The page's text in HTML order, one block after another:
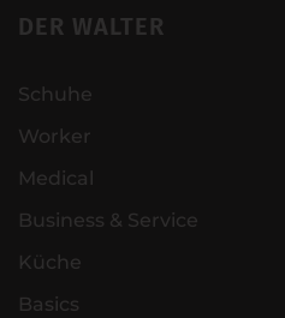
DER WALTER
Schuhe
Worker
Medical
Business & Service
Küche
Basics